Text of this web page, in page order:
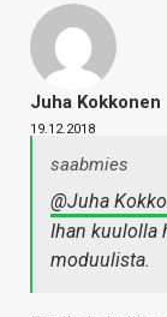
Juha Kokkonen
19.12.2018
saabmies
@Juha
Ihan kuulolla
moduulista.